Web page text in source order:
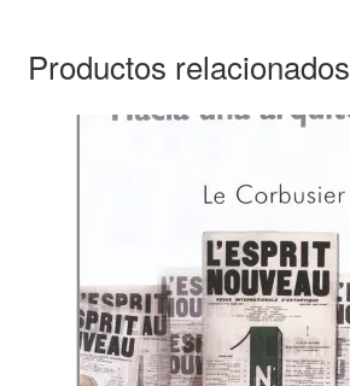
Productos relacionados